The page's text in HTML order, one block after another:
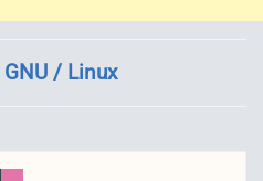
GNU / Linux